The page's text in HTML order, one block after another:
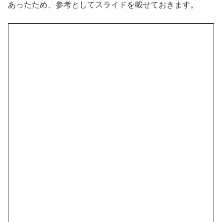
あったため、参考としてスライドを載せておきます。